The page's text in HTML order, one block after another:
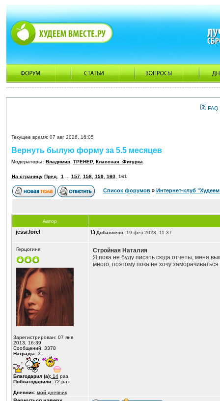
FAQ
Текущее время: 07 авг 2026, 16:05
Вернуть былую форму за 5.5 месяцев
Модераторы: Владимир, ТРЕНЕР, Классная_Фигурка
На страницу Пред. 1 157, 158, 159, 160, 161
Список форумов» Интернет-клуб
Автор
jessi.lorel Добавлено:19 фев 2023, 11:37
Герцогиня
Зарегистрирован: 07 янв
2013, 16:39
Сообщений: 3378
Награды: 3
Благодарил (а):14раз.
Поблагодарили:72 раз.
Дневник: мой дневник
Стройная Наталия
Я пока не буду писать сюда отчеты, меня
много, поэтому пока не хочу заморачиваться